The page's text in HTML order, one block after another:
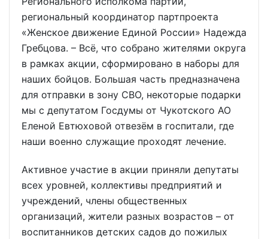
региональный координатор партпроекта
«Женское движение Единой России» Надежда
Гребцова. – Всё, что собрано жителями округа
в рамках акции, сформировано в наборы для
наших бойцов. Большая часть предназначена
для отправки в зону СВО, некоторые подарки
мы с депутатом Госдумы от Чукотского АО
Еленой Евтюховой отвезём в госпитали, где
наши военно служащие проходят лечение.
Активное участие в акции приняли депутаты
всех уровней, коллективы предприятий и
учреждений, члены общественных
организаций, жители разных возрастов – от
воспитанников детских садов до пожилых